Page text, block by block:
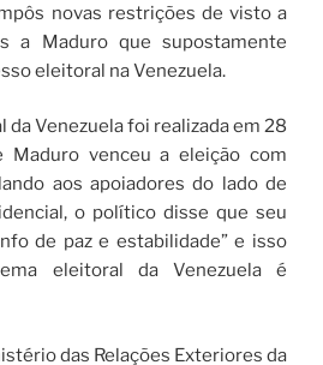
novas restrições de visto a
a Maduro que supostamente
eleitoral na Venezuela.
da Venezuela foi realizada em 28
venceu a eleição com
aos apoiadores do lado de
o político disse que seu
de paz e estabilidade” e isso
eleitoral da Venezuela é
das Relações Exteriores da